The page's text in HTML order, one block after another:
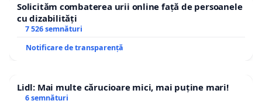
Solicităm combaterea urii online față de persoanele
cu dizabilități
7 526 semnături
Notificare de transparență
Lidl: Mai multe cărucioare mici, mai puține mari!
6 semnături